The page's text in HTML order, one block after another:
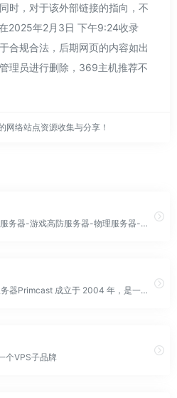
时，对于该外部链接的指向，不
2025年2月3日 下午9:24收录
合规合法，后期网页的内容如出
理员进行删除，369主机推荐不
网络站点资源收集与分享！
国内高防云服务器-独立服务器-游戏高防服务器-物理服务器-海外免备案服务器-站群服务器
最低5美金月付的独立服务器Primcast 成立于 2004 年，是一家总部位于纽约长岛市的跨国科技公司。
个VPS子品牌